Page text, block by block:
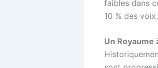
faibles dans
10 % des
Un Royaume